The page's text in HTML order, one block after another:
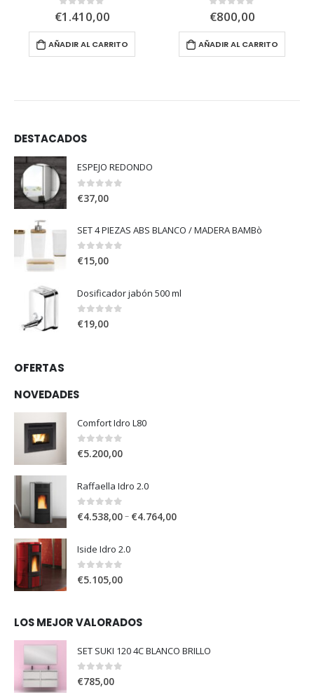
0out of 5
€1.410,00
AÑADIR AL CARRITO
0out of 5
€800,00
AÑADIR AL CARRITO
DESTACADOS
ESPEJO REDONDO
0out of 5
€37,00
SET 4 PIEZAS ABS BLANCO / MADERA BAMBò
0 out of 5
€15,00
Dosificador jabón 500 ml
0 out of 5
€19,00
OFERTAS
NOVEDADES
Comfort Idro L80
0out of 5
€5.200,00
Raffaella Idro 2.0
0 out of 5
€4.538,00– €4.764,00
Iside Idro 2.0
0out of 5
€5.105,00
LOS MEJOR VALORADOS
SET SUKI 120 4C BLANCO BRILLO
0out of 5
€785,00